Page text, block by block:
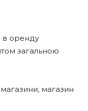
в оренду
загальною
магазин